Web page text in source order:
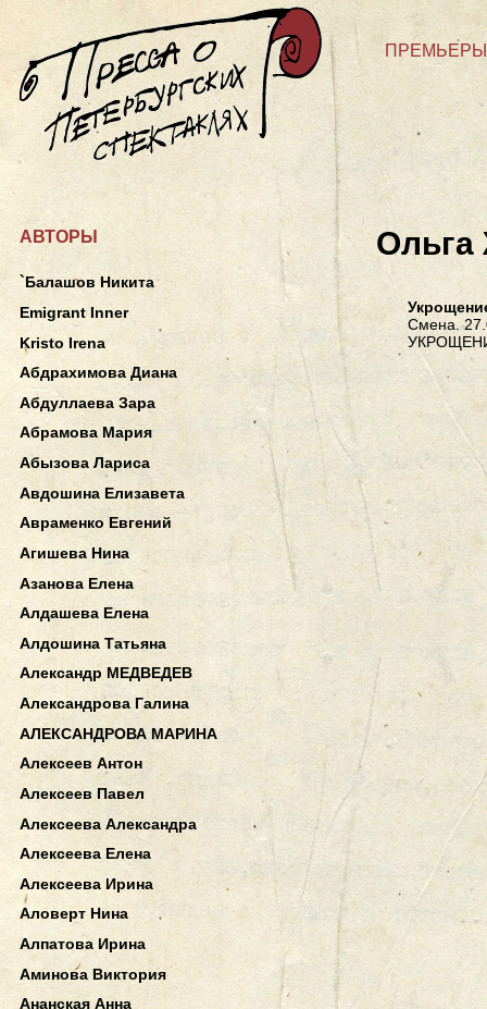
ПРЕМЬЕРЫ
Ольга
Смена.
АВТОРЫ
`Балашов Никита
Emigrant Inner
Kristo Irena
Абдрахимова Диана
Абдуллаева Зара
Абрамова Мария
Абызова Лариса
Авдошина Елизавета
Авраменко Евгений
Агишева Нина
Азанова Елена
Алдашева Елена
Алдошина Татьяна
Александр МЕДВЕДЕВ
Александрова Галина
АЛЕКСАНДРОВА МАРИНА
Алексеев Антон
Алексеев Павел
Алексеева Александра
Алексеева Елена
Алексеева Ирина
Аловерт Нина
Алпатова Ирина
Аминова Виктория
Ананская Анна